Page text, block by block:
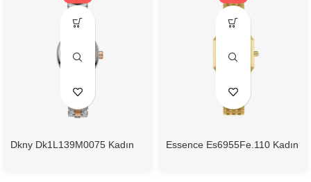
Dkny Dk1L139M0075 Kadın
Essence Es6955Fe.110 Kadın